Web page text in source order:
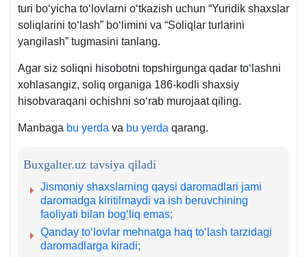
turi boʻyicha toʻlovlarni oʻtkazish uchun “Yuridik shaхslar
soliqlarini toʻlash” boʻlimini va “Soliqlar turlarini
yangilash” tugmasini tanlang.
Agar siz soliqni hisobotni topshirgunga qadar toʻlashni
хohlasangiz, soliq organiga 186-kodli shaхsiy
hisobvaraqani ochishni soʻrab murojaat qiling.
Manbaga bu yerda va bu yerda qarang.
Buxgalter.uz tavsiya qiladi
Jismoniy shaхslarning qaysi daromadlari jami
daromadga kiritilmaydi va ish beruvchining
faoliyati bilan bogʻliq emas;
Qanday toʻlovlar mehnatga haq toʻlash tarzidagi
daromadlarga kiradi;